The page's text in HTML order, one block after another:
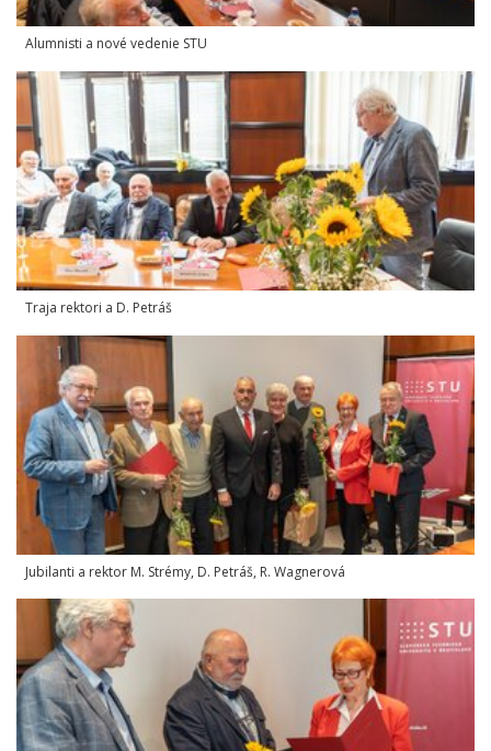
Alumnisti a nové vedenie STU
Traja rektori a D. Petráš
Jubilanti a rektor M. Strémy, D. Petráš, R. Wagnerová